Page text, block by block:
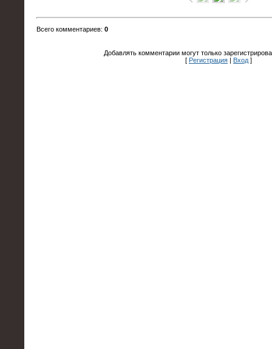
Всего комментариев: 0
Добавлять комментарии могут только
[ Регистрация Вход]